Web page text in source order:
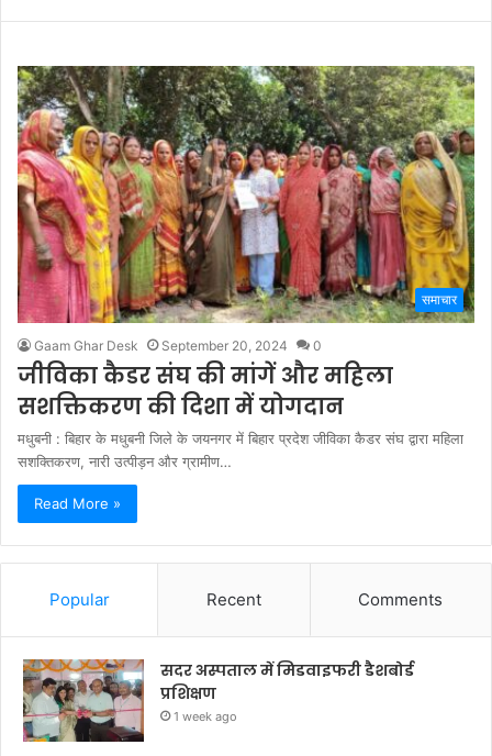
समाचार
Gaam Ghar Desk September 20, 2024 0
जीविका कैडर संघ की मांगें और महिला
सशक्तिकरण की दिशा में योगदान
मधुबनी : बिहार के मधुबनी जिले के जयनगर में बिहार प्रदेश जीविका कैडर संघ द्वारा महिला
सशक्तिकरण, नारी उत्पीड़न और ग्रामीण…
Read More »
Popular Recent Comments
सदर अस्पताल में मिडवाइफरी डैशबोर्ड
प्रशिक्षण
1 week ago